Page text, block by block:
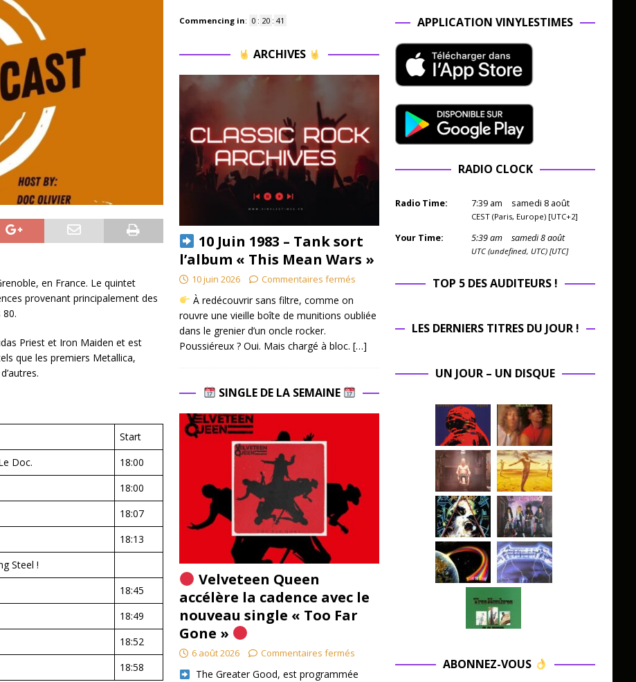
en France. Le quintet
provenant principalement des
Priest et Iron Maiden et est
que les premiers Metallica,
Start
Doc.
18:00
18:00
18:07
18:13
Steel !
18:45
18:49
18:52
18:58
Commencing in: 0 : 20 : 40
ARCHIVES
10 Juin 1983 – Tank sort
l’album « This Mean Wars »
10 juin 2026 Commentaires fermés
À redécouvrir sans filtre, comme on
rouvre une vieille boîte de munitions oubliée
dans le grenier d’un oncle rocker.
Poussiéreux ? Oui. Mais chargé à bloc. […]
SINGLE DE LA SEMAINE
Velveteen Queen
accélère la cadence avec le
nouveau single « Too Far
Gone »
6 août 2026 Commentaires fermés
​ The Greater Good, est programmée
APPLICATION VINYLESTIMES
RADIO CLOCK
Radio Time: 7:39 am samedi 8 août
CEST (Paris, Europe) [UTC+2]
Your Time: 5:39am samedi 8 août
UTC (undefined, UTC) [UTC]
TOP 5 DES AUDITEURS !
LES DERNIERS TITRES DU JOUR !
UN JOUR – UN DISQUE
ABONNEZ-VOUS